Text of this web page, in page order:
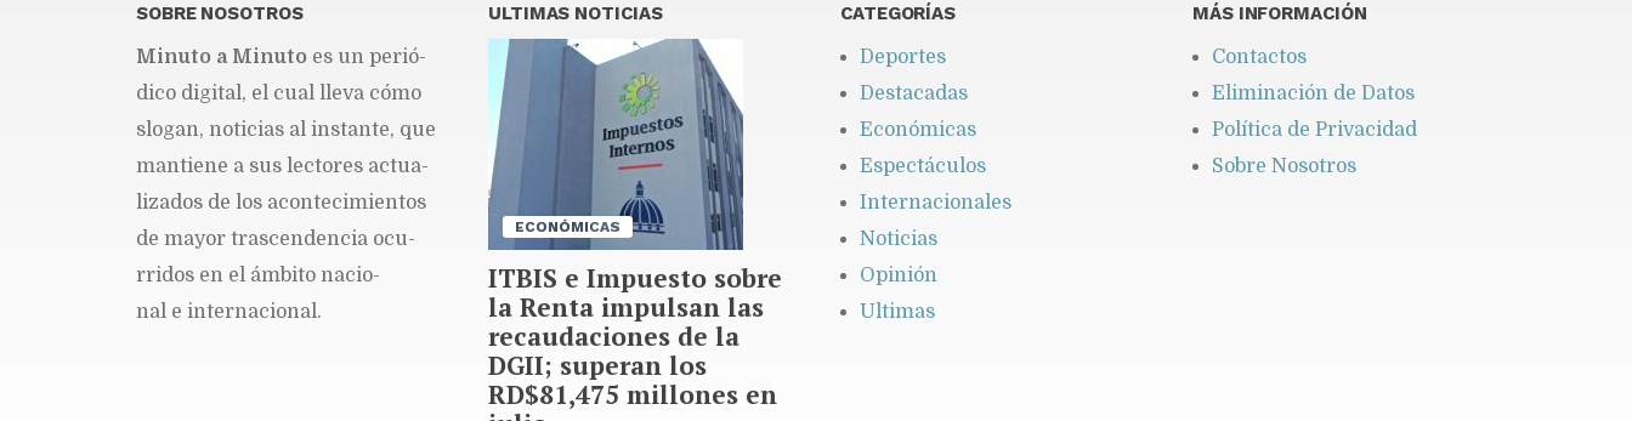
SOBRE NOSOTROS
Mi­nu­to a Mi­nu­to es un pe­rió­
di­co di­gi­tal, el cual lle­va cómo
slo­gan, no­ti­cias al ins­tan­te, que
man­tie­ne a sus lec­to­res ac­tua­
li­za­dos de los acon­te­ci­mien­tos
de ma­yor tras­cen­den­cia ocu­
rri­dos en el ám­bi­to na­cio­
nal e in­ter­na­cio­nal.
ULTIMAS NOTICIAS
ECONÓMICAS
ITBIS e Impuesto sobre
la Renta impulsan las
recaudaciones de la
DGII; superan los
RD$81,475 millones en
CATEGORÍAS
Deportes
Destacadas
Económicas
Espectáculos
Internacionales
Noticias
Opinión
Ultimas
MÁS INFORMACIÓN
Contactos
Eliminación de Datos
Política de Privacidad
Sobre Nosotros